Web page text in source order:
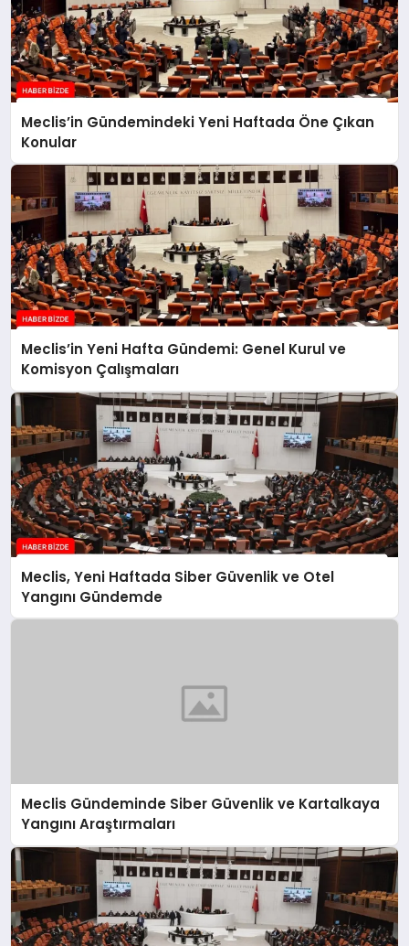
Meclis’in Gündemindeki Yeni Haftada Öne Çıkan
Konular
Meclis’in Yeni Hafta Gündemi: Genel Kurul ve
Komisyon Çalışmaları
Meclis, Yeni Haftada Siber Güvenlik ve Otel
Yangını Gündemde
Meclis Gündeminde Siber Güvenlik ve Kartalkaya
Yangını Araştırmaları